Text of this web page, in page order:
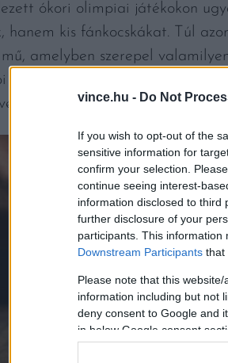
vince.hu - Do Not
If you wish to opt-out of the
sensitive information for
confirm your selection.
continue seeing interest-
information disclosed to third
further disclosure of your
participants. This
Downstream Participants that
Please note that this
information including but not
deny consent to Google and
in below Google consent
ókori olimpiai játékokon
hanem kis fánkocskákat. Túl
amelyben szerepel
emlék, méghozzá egyenesen II.
fánksütőket is